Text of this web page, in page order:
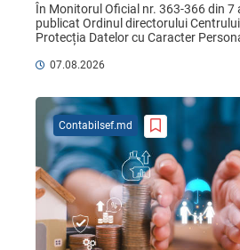
În Monitorul Oficial nr. 363-366 din
publicat Ordinul directorului
Protecția Datelor cu Caracter
07.08.2026
Contabilsef.md